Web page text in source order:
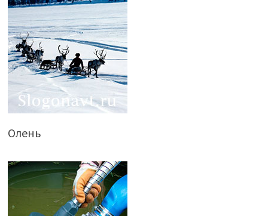
Олень